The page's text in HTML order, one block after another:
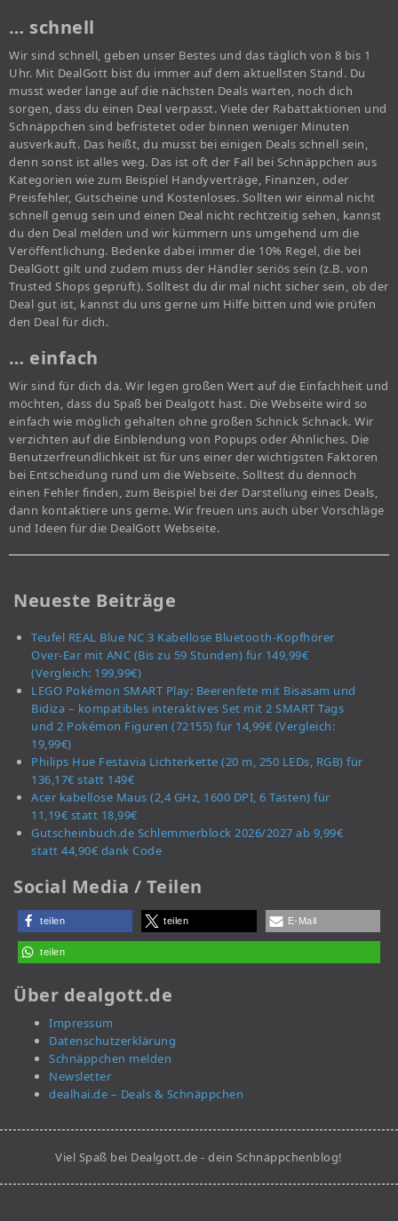
… schnell
Wir sind schnell, geben unser Bestes und das täglich von 8 bis 1
Uhr. Mit DealGott bist du immer auf dem aktuellsten Stand. Du
musst weder lange auf die nächsten Deals warten, noch dich
sorgen, dass du einen Deal verpasst. Viele der Rabattaktionen und
Schnäppchen sind befristetet oder binnen weniger Minuten
ausverkauft. Das heißt, du musst bei einigen Deals schnell sein,
denn sonst ist alles weg. Das ist oft der Fall bei Schnäppchen aus
Kategorien wie zum Beispiel Handyverträge, Finanzen, oder
Preisfehler, Gutscheine und Kostenloses. Sollten wir einmal nicht
schnell genug sein und einen Deal nicht rechtzeitig sehen, kannst
du den Deal melden und wir kümmern uns umgehend um die
Veröffentlichung. Bedenke dabei immer die 10% Regel, die bei
DealGott gilt und zudem muss der Händler seriös sein (z.B. von
Trusted Shops geprüft). Solltest du dir mal nicht sicher sein, ob der
Deal gut ist, kannst du uns gerne um Hilfe bitten und wie prüfen
den Deal für dich.
… einfach
Wir sind für dich da. Wir legen großen Wert auf die Einfachheit und
möchten, dass du Spaß bei Dealgott hast. Die Webseite wird so
einfach wie möglich gehalten ohne großen Schnick Schnack. Wir
verzichten auf die Einblendung von Popups oder Ähnliches. Die
Benutzerfreundlichkeit ist für uns einer der wichtigsten Faktoren
bei Entscheidung rund um die Webseite. Solltest du dennoch
einen Fehler finden, zum Beispiel bei der Darstellung eines Deals,
dann kontaktiere uns gerne. Wir freuen uns auch über Vorschläge
und Ideen für die DealGott Webseite.
Neueste Beiträge
Teufel REAL Blue NC 3 Kabellose Bluetooth-Kopfhörer
Over-Ear mit ANC (Bis zu 59 Stunden) für 149,99€
(Vergleich: 199,99€)
LEGO Pokémon SMART Play: Beerenfete mit Bisasam und
Bidiza – kompatibles interaktives Set mit 2 SMART Tags
und 2 Pokémon Figuren (72155) für 14,99€ (Vergleich:
19,99€)
Philips Hue Festavia Lichterkette (20 m, 250 LEDs, RGB) für
136,17€ statt 149€
Acer kabellose Maus (2,4 GHz, 1600 DPI, 6 Tasten) für
11,19€ statt 18,99€
Gutscheinbuch.de Schlemmerblock 2026/2027 ab 9,99€
statt 44,90€ dank Code
Social Media / Teilen
teilen teilen E-Mail
teilen
Über dealgott.de
Impressum
Datenschutzerklärung
Schnäppchen melden
Newsletter
dealhai.de – Deals & Schnäppchen
Viel Spaß bei Dealgott.de - dein Schnäppchenblog!